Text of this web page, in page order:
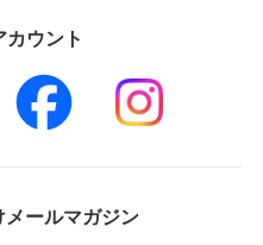
ウント
ールマガジン